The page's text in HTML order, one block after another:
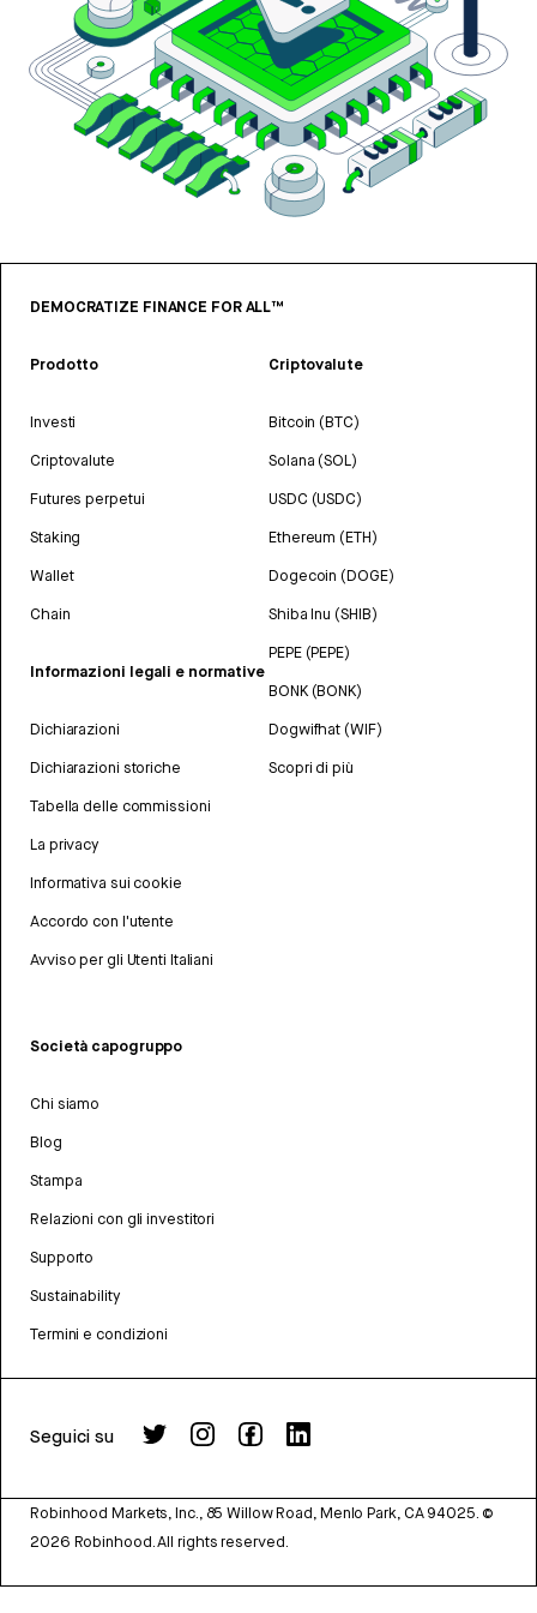
DEMOCRATIZE FINANCE FOR ALL™
Prodotto
Investi
Criptovalute
Futures perpetui
Staking
Wallet
Chain
Informazioni legali e normative
Dichiarazioni
Dichiarazioni storiche
Tabella delle commissioni
La privacy
Informativa sui cookie
Accordo con l'utente
Avviso per gli Utenti Italiani
Criptovalute
Bitcoin (BTC)
Solana (SOL)
USDC (USDC)
Ethereum (ETH)
Dogecoin (DOGE)
Shiba Inu (SHIB)
PEPE (PEPE)
BONK (BONK)
Dogwifhat (WIF)
Scopri di più
Società capogruppo
Chi siamo
Blog
Stampa
Relazioni con gli investitori
Supporto
Sustainability
Termini e condizioni
Seguici su
Robinhood Markets, Inc., 85 Willow Road, Menlo Park, CA 94025. ©
2026 Robinhood. All rights reserved.